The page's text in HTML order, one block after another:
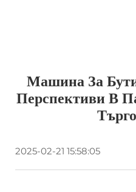
Машина За
Перспективи В
2025-02-21 15:58:05